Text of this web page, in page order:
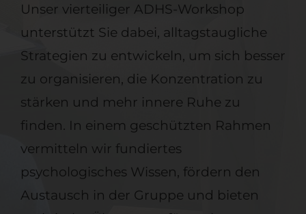
Unser vierteiliger ADHS-Workshop
unterstützt Sie dabei, alltagstaugliche
Strategien zu entwickeln, um sich besser
zu organisieren, die Konzentration zu
stärken und mehr innere Ruhe zu
finden. In einem geschützten Rahmen
vermitteln wir fundiertes
psychologisches Wissen, fördern den
Austausch in der Gruppe und bieten